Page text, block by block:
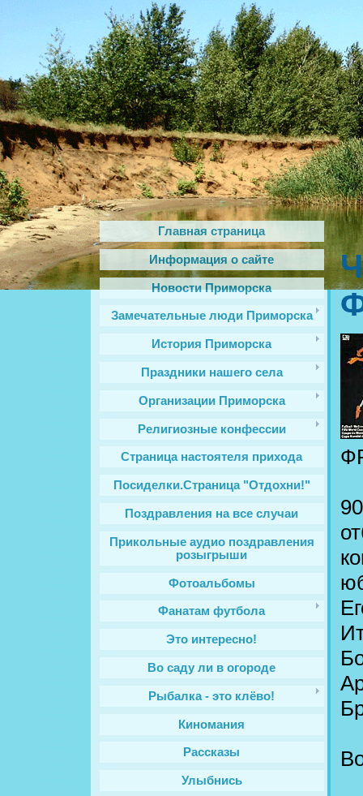
Главная страница
Информация о сайте
Новости Приморска
Замечательные люди Приморска
История Приморска
Праздники нашего села
Организации Приморска
Религиозные конфессии
Cтраница настоятеля прихода
Посиделки.Страница "Отдохни!"
Поздравления на все случаи
Прикольные аудио поздравления
розыгрыши
Фотоальбомы
Фанатам футбола
Это интересно!
Во саду ли в огороде
Рыбалка - это клёво!
Киномания
Рассказы
Улыбнись